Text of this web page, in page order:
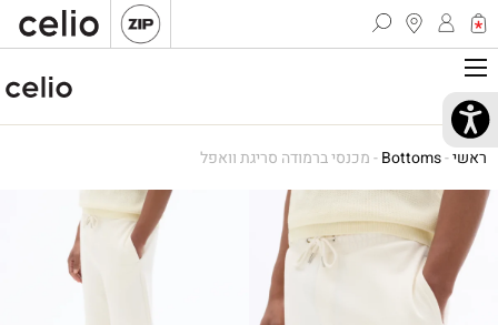
ראשי-
Bottoms
-מכנסי ברמודה סריגת וואפל